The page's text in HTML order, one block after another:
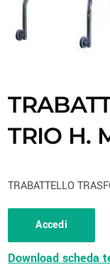
TRIO H.
TRABATTELLO
Accedi
Download scheda